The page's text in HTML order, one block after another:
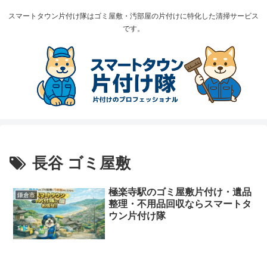
スマートタウン片付け隊はゴミ屋敷・汚部屋の片付けに特化した清掃サービス
です。
長谷 ゴミ屋敷
鎌倉市
極楽寺駅のゴミ屋敷片付け・遺品
整理・不用品回収ならスマートタ
ウン片付け隊